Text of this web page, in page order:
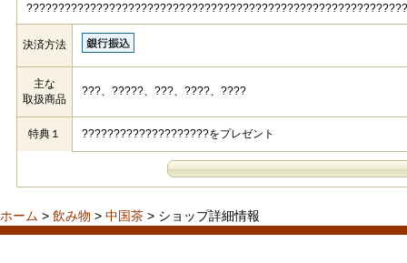
決済方法
主な
取扱商品
???、?????、???、????、????
特典１ ????????????????????をプレゼント
ホーム > 飲み物 > 中国茶 > ショップ詳細情報